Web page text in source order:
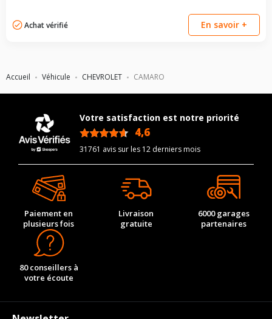
Accueil Véhicule CHEVROLET CAMARO
Achat vérifié En savoir +
Votre satisfaction est notre priorité
4,6
31761 avis sur les 12 derniers mois
Paiement en
plusieurs fois
Livraison
gratuite
6000 garages
partenaires
80 conseillers à
votre écoute